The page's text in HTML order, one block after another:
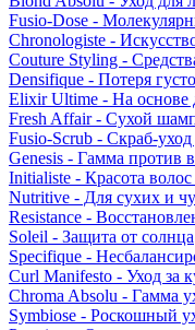
Fusio-Dose -
Chronologiste -
Couture Styling -
Densifique - Потеря
Elixir Ultime - На основе
Fresh Affair - Сухой
Fusio-Scrub - Скраб-
Genesis - Гамма против
Initialiste - Красота
Nutritive - Для сухих и
Resistance -
Soleil - Защита от солнца
Specifique -
Curl Manifesto - Уход за
Chroma Absolu - Гамма
Symbiose - Роскошный